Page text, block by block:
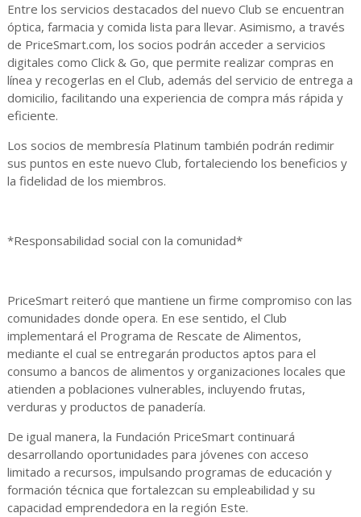
Entre los servicios destacados del nuevo Club se encuentran
óptica, farmacia y comida lista para llevar. Asimismo, a través
de PriceSmart.com, los socios podrán acceder a servicios
digitales como Click & Go, que permite realizar compras en
línea y recogerlas en el Club, además del servicio de entrega a
domicilio, facilitando una experiencia de compra más rápida y
eficiente.
Los socios de membresía Platinum también podrán redimir
sus puntos en este nuevo Club, fortaleciendo los beneficios y
la fidelidad de los miembros.
*Responsabilidad social con la comunidad*
PriceSmart reiteró que mantiene un firme compromiso con las
comunidades donde opera. En ese sentido, el Club
implementará el Programa de Rescate de Alimentos,
mediante el cual se entregarán productos aptos para el
consumo a bancos de alimentos y organizaciones locales que
atienden a poblaciones vulnerables, incluyendo frutas,
verduras y productos de panadería.
De igual manera, la Fundación PriceSmart continuará
desarrollando oportunidades para jóvenes con acceso
limitado a recursos, impulsando programas de educación y
formación técnica que fortalezcan su empleabilidad y su
capacidad emprendedora en la región Este.